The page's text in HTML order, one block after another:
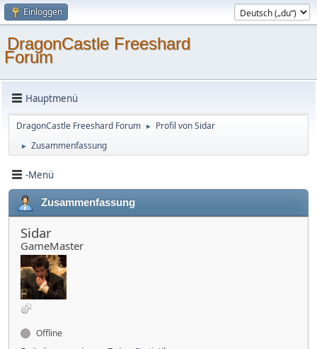
Einloggen
DragonCastle Freeshard
Forum
Hauptmenü
DragonCastle Freeshard Forum ► Profil von Sidar
► Zusammenfassung
-Menü
Zusammenfassung
Sidar
GameMaster
Offline